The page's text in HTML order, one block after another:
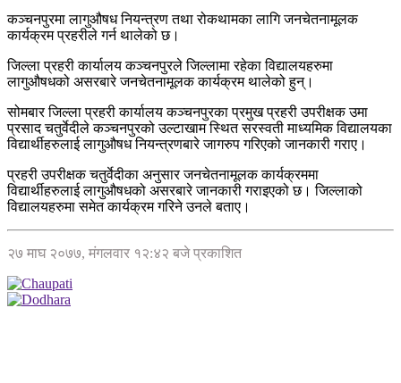
कञ्चनपुरमा लागुऔषध नियन्त्रण तथा रोकथामका लागि जनचेतनामूलक
कार्यक्रम प्रहरीले गर्न थालेको छ।
जिल्ला प्रहरी कार्यालय कञ्चनपुरले जिल्लामा रहेका विद्यालयहरुमा
लागुऔषधको असरबारे जनचेतनामूलक कार्यक्रम थालेको हुन्।
सोमबार जिल्ला प्रहरी कार्यालय कञ्चनपुरका प्रमुख प्रहरी उपरीक्षक उमा
प्रसाद चतुर्वेदीले कञ्चनपुरको उल्टाखाम स्थित सरस्वती माध्यमिक विद्यालयका
विद्यार्थीहरुलाई लागुऔषध नियन्त्रणबारे जागरुप गरिएको जानकारी गराए।
प्रहरी उपरीक्षक चतुर्वेदीका अनुसार जनचेतनामूलक कार्यक्रममा
विद्यार्थीहरुलाई लागुऔषधको असरबारे जानकारी गराइएको छ। जिल्लाको
विद्यालयहरुमा समेत कार्यक्रम गरिने उनले बताए।
२७ माघ २०७७, मंगलवार १२:४२ बजे प्रकाशित